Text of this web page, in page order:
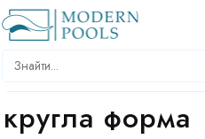
Перейти
до
вмісту
кругла форма